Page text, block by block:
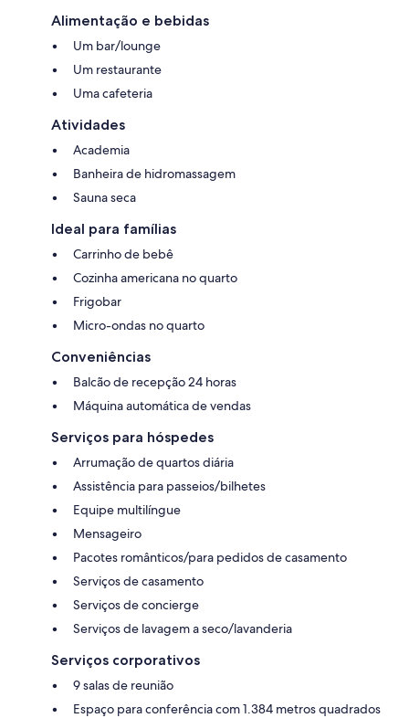
Alimentação e bebidas
Um bar/lounge
Um restaurante
Uma cafeteria
Atividades
Academia
Banheira de hidromassagem
Sauna seca
Ideal para famílias
Carrinho de bebê
Cozinha americana no quarto
Frigobar
Micro-ondas no quarto
Conveniências
Balcão de recepção 24 horas
Máquina automática de vendas
Serviços para hóspedes
Arrumação de quartos diária
Assistência para passeios/bilhetes
Equipe multilíngue
Mensageiro
Pacotes românticos/para pedidos de casamento
Serviços de casamento
Serviços de concierge
Serviços de lavagem a seco/lavanderia
Serviços corporativos
9 salas de reunião
Espaço para conferência com 1.384 metros quadrados